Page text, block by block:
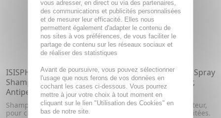
ISISPHARMA Ilcapil KR
Shampooing
Antipelliculaire 150ml
Shampooing Antipelliculaire
pour cheveux gras.
ISISPHARMA Xerolan Spray
Emollient, réparateur,
apaisant 150ml
Spray émollient, réparateur,
apaisant pour peaux irritées.
vous adresser, en direct ou via des partenaires,
des communications et publicités personnalisées
et de mesurer leur efficacité. Elles nous
permettent également d'adapter le contenu de
nos sites à vos préférences, de vous faciliter le
partage de contenu sur les réseaux sociaux et
de réaliser des statistiques
Avant de poursuivre, vous pouvez sélectionner
l'usage que nous ferons de vos données en
cochant les cases ci-dessous. Vous pourrez
mettre à jour votre choix à tout moment en
cliquant sur le lien "Utilisation des Cookies" en
bas de notre site.